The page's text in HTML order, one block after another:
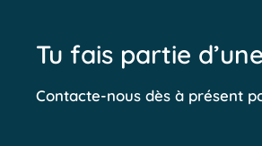
Tu fais partie
Contacte-nous dès à présent